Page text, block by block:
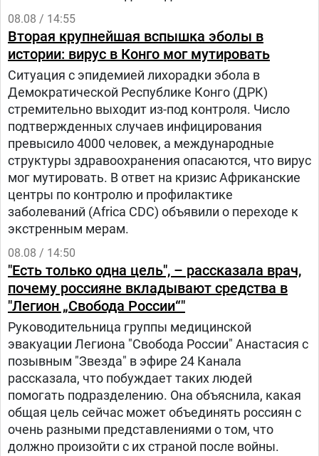
08.08 / 14:55
Вторая крупнейшая вспышка эболы в
истории: вирус в Конго мог мутировать
Ситуация с эпидемией лихорадки эбола в
Демократической Республике Конго (ДРК)
стремительно выходит из-под контроля. Число
подтвержденных случаев инфицирования
превысило 4000 человек, а международные
структуры здравоохранения опасаются, что вирус
мог мутировать. В ответ на кризис Африканские
центры по контролю и профилактике
заболеваний (Africa CDC) объявили о переходе к
экстренным мерам.
08.08 / 14:50
"Есть только одна цель", – рассказала врач,
почему россияне вкладывают средства в
"Легион „Свобода России“"
Руководительница группы медицинской
эвакуации Легиона "Свобода России" Анастасия с
позывным "Звезда" в эфире 24 Канала
рассказала, что побуждает таких людей
помогать подразделению. Она объяснила, какая
общая цель сейчас может объединять россиян с
очень разными представлениями о том, что
должно произойти с их страной после войны.